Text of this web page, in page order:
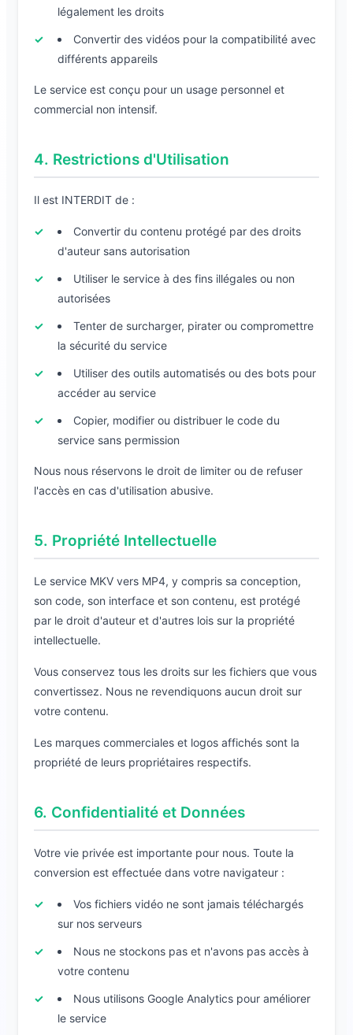
légalement les droits
Convertir des vidéos pour la compatibilité avec
différents appareils
Le service est conçu pour un usage personnel et
commercial non intensif.
4. Restrictions d'Utilisation
Il est INTERDIT de :
Convertir du contenu protégé par des droits
d'auteur sans autorisation
Utiliser le service à des fins illégales ou non
autorisées
Tenter de surcharger, pirater ou compromettre
la sécurité du service
Utiliser des outils automatisés ou des bots pour
accéder au service
Copier, modifier ou distribuer le code du
service sans permission
Nous nous réservons le droit de limiter ou de refuser
l'accès en cas d'utilisation abusive.
5. Propriété Intellectuelle
Le service MKV vers MP4, y compris sa conception,
son code, son interface et son contenu, est protégé
par le droit d'auteur et d'autres lois sur la propriété
intellectuelle.
Vous conservez tous les droits sur les fichiers que vous
convertissez. Nous ne revendiquons aucun droit sur
votre contenu.
Les marques commerciales et logos affichés sont la
propriété de leurs propriétaires respectifs.
6. Confidentialité et Données
Votre vie privée est importante pour nous. Toute la
conversion est effectuée dans votre navigateur :
Vos fichiers vidéo ne sont jamais téléchargés
sur nos serveurs
Nous ne stockons pas et n'avons pas accès à
votre contenu
Nous utilisons Google Analytics pour améliorer
le service